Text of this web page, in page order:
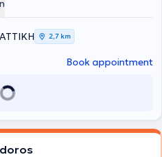
2,7 km
Book appointment